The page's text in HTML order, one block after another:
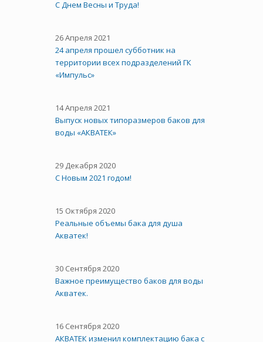
C Днем Весны и Труда!
26 Апреля 2021
24 апреля прошел субботник на
территории всех подразделений ГК
«Импульс»
14 Апреля 2021
Выпуск новых типоразмеров баков для
воды «АКВАТЕК»
29 Декабря 2020
С Новым 2021 годом!
15 Октября 2020
Реальные объемы бака для душа
Акватек!
30 Сентября 2020
Важное преимущество баков для воды
Акватек.
16 Сентября 2020
АКВАТЕК изменил комплектацию бака с